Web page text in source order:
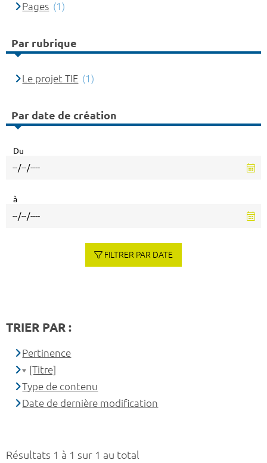
Résultats 1 à 1 sur 1 au total
Pages (1)
Par rubrique
Le projet TIE (1)
Par date de création
Du
à
FILTRER PAR DATE
TRIER PAR :
Pertinence
[Titre]
Type de contenu
Date de dernière modification